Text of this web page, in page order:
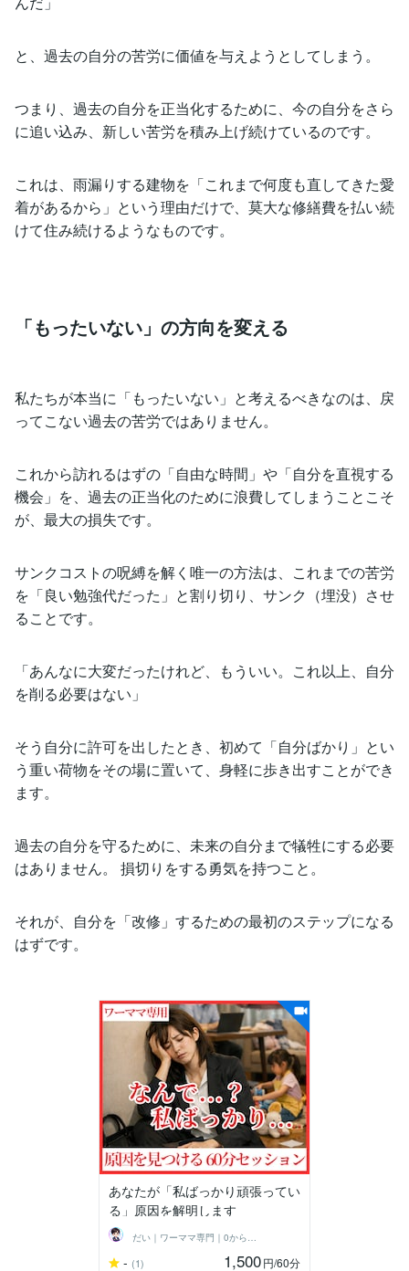
と、過去の自分の苦労に価値を与えようとしてしまう。
つまり、過去の自分を正当化するために、今の自分をさら
に追い込み、新しい苦労を積み上げ続けているのです。
これは、雨漏りする建物を「これまで何度も直してきた愛
着があるから」という理由だけで、莫大な修繕費を払い続
けて住み続けるようなものです。
「もったいない」の方向を変える
私たちが本当に「もったいない」と考えるべきなのは、戻
ってこない過去の苦労ではありません。
これから訪れるはずの「自由な時間」や「自分を直視する
機会」を、過去の正当化のために浪費してしまうことこそ
が、最大の損失です。
サンクコストの呪縛を解く唯一の方法は、これまでの苦労
を「良い勉強代だった」と割り切り、サンク（埋没）させ
ることです。
「あんなに大変だったけれど、もういい。これ以上、自分
を削る必要はない」
そう自分に許可を出したとき、初めて「自分ばかり」とい
う重い荷物をその場に置いて、身軽に歩き出すことができ
ます。
過去の自分を守るために、未来の自分まで犠牲にする必要
はありません。 損切りをする勇気を持つこと。
それが、自分を「改修」するための最初のステップになる
はずです。
あなたが「私ばっかり頑張ってい
る」原因を解明します
だい｜ワーママ専門｜0から見直す本音人生
- (1) 1,500円/60分